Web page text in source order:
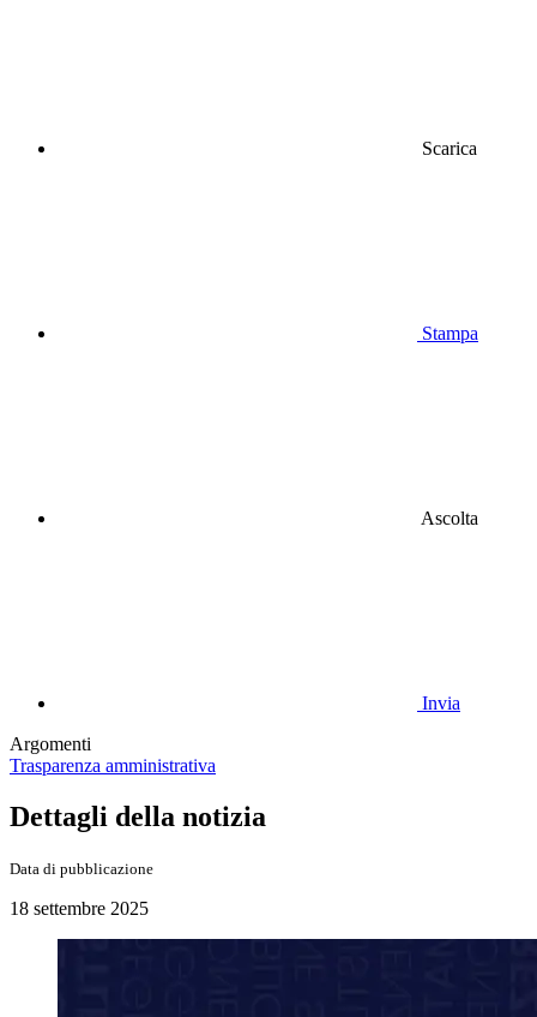
Scarica
Stampa
Ascolta
Invia
Argomenti
Trasparenza amministrativa
Dettagli della notizia
Data di pubblicazione
18 settembre 2025